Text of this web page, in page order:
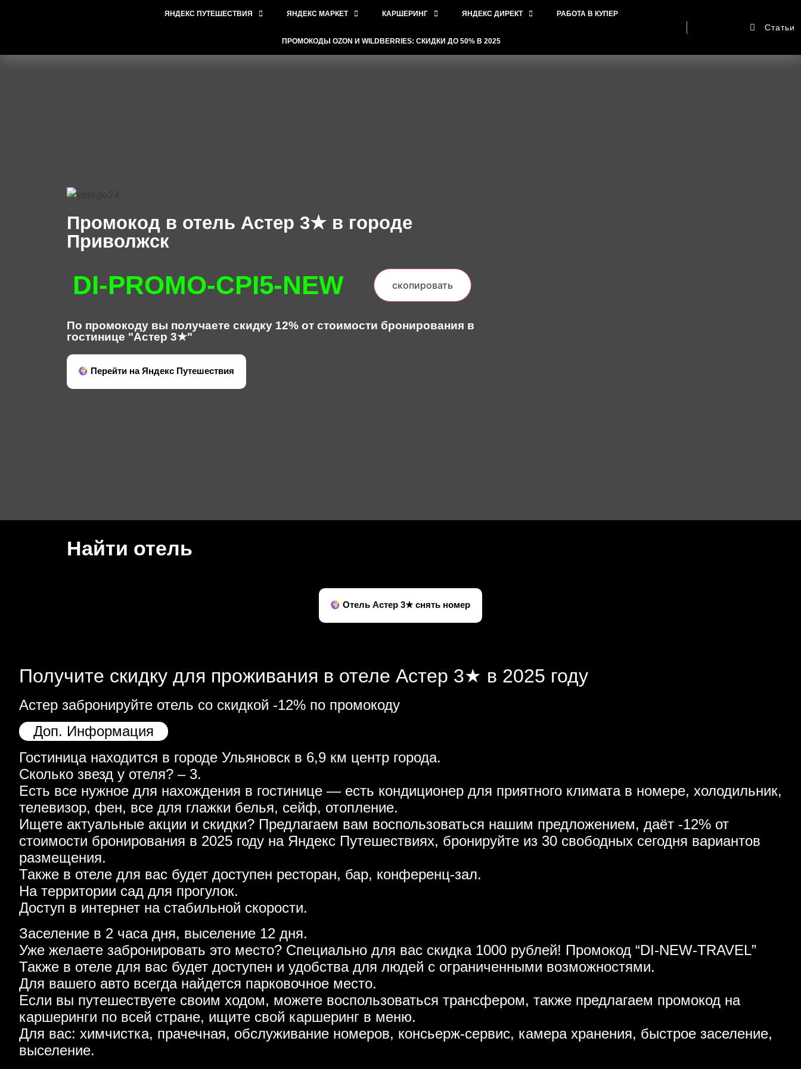
ЯНДЕКС ПУТЕШЕСТВИЯ ЯНДЕКС МАРКЕТ КАРШЕРИНГ ЯНДЕКС ДИРЕКТ РАБОТА В КУПЕР
ПРОМОКОДЫ OZON И WILDBERRIES: СКИДКИ ДО 50% В 2025
Статьи
Промокод в отель Астер 3★ в городе
Приволжск
DI-PROMO-CPI5-NEW скопировать
По промокоду вы получаете скидку 12% от стоимости бронирования в
гостинице "Астер 3★"
Перейти на Яндекс Путешествия
Найти отель
Отель Астер 3★ снять номер
Получите скидку для проживания в отеле Астер 3★ в 2025 году
Астер забронируйте отель со скидкой -12% по промокоду
Доп. Информация
Гостиница находится в городе Ульяновск в 6,9 км центр города.
Сколько звезд у отеля? – 3.
Есть все нужное для нахождения в гостинице — есть кондиционер для приятного климата в номере, холодильник,
телевизор, фен, все для глажки белья, сейф, отопление.
Ищете актуальные акции и скидки? Предлагаем вам воспользоваться нашим предложением, даёт -12% от
стоимости бронирования в 2025 году на Яндекс Путешествиях, бронируйте из 30 свободных сегодня вариантов
размещения.
Также в отеле для вас будет доступен ресторан, бар, конференц-зал.
На территории сад для прогулок.
Доступ в интернет на стабильной скорости.
Заселение в 2 часа дня, выселение 12 дня.
Уже желаете забронировать это место? Специально для вас скидка 1000 рублей! Промокод “DI-NEW-TRAVEL”
Также в отеле для вас будет доступен и удобства для людей с ограниченными возможностями.
Для вашего авто всегда найдется парковочное место.
Если вы путешествуете своим ходом, можете воспользоваться трансфером, также предлагаем промокод на
каршеринги по всей стране, ищите свой каршеринг в меню.
Для вас: химчистка, прачечная, обслуживание номеров, консьерж-сервис, камера хранения, быстрое заселение,
выселение.